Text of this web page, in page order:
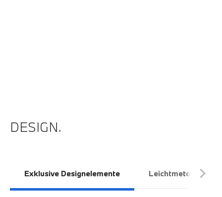
DESIGN.
Exklusive Designelemente Leichtmetallräder